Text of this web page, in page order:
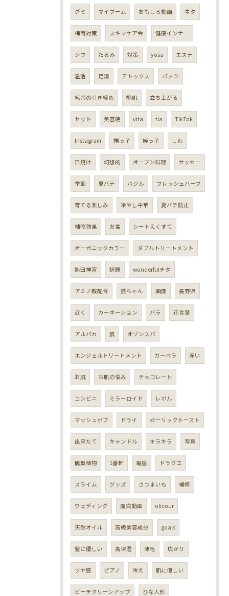
グミ マイブーム おもしろ動画 ネタ
梅雨対策 スキンケア会 健康インナー
シワ たるみ 対策 yosa エステ
温活 足湯 デトックス パック
毛穴の引き締め 艶肌 立ち上がる
セット 美容院 vita tia TikTok
Instagram 甥っ子 姪っ子 しわ
日焼け 幻想的 オーブン料理 サッカー
季節 夏バテ バジル フレッシュハーブ
育てる楽しみ 冷やし中華 夏バテ防止
補修効果 お盆 シートえくすて
オーガニックカラー ダブルトリートメント
熱田神宮 祈願 wonderfulチタ
アミノ酸配合 猫ちゃん 画像 長野県
近く カーネーション バラ 花言葉
アルパカ 肌 オゾンスパ
エンジェルトリートメント ガーベラ 赤い
お肌 お肌の悩み チョコレート
コンビニ ミラーロイド レボル
マッシュボブ ドライ ガーリックトースト
出来たて キャンドル キラキラ 写真
観葉植物 1番軒 電話 ドラクエ
スライム グッズ さつまいも 補修
ウェディング 面白動画 olicour
天然オイル 高級美容成分 goals
髪に優しい 高保湿 薄毛 広がり
ツヤ感 ピアノ 冷え 肌に優しい
ビーチクリーンアップ ひな人形